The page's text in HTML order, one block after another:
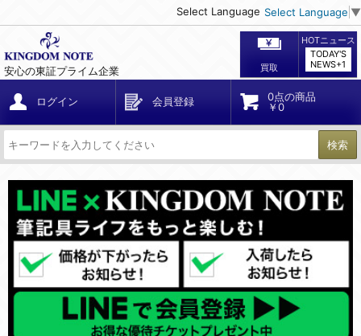
Select Language Select Language ▼
安心の東証プライム企業 買取
HOTニュース
TODAY'S
NEWS+1
ログイン 会員登録
0点の商品
￥0
検索